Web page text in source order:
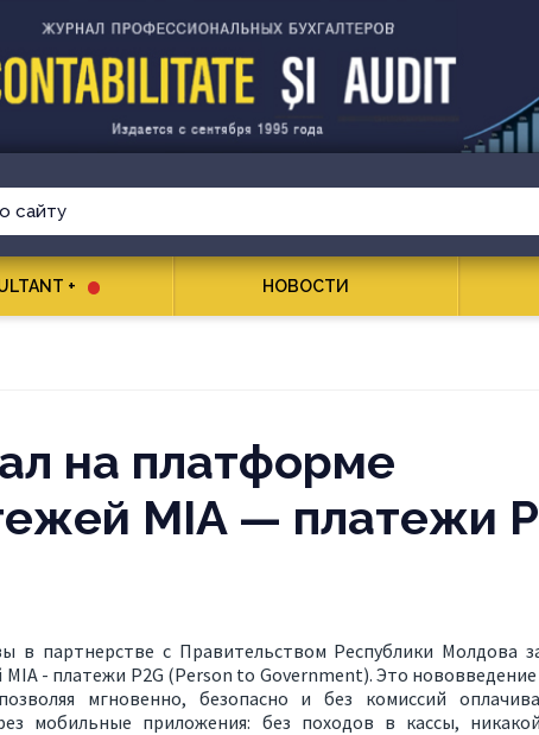
+ НОВОСТИ
на платформе
MIA — платежи
партнерстве с Правительством Республики Молдова
- платежи P2G (Person to Government). Это нововведение
мгновенно, безопасно и без комиссий
мобильные приложения: без походов в кассы,